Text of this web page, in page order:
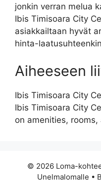
jonkin verran melua
Ibis Timisoara City
asiakkailtaan hyvät
hinta-
Aiheeseen
Ibis Timisoara City
Ibis Timisoara City
on amenities,
© 2026 Loma-
Unelmalomalle •